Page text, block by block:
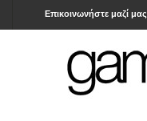
Επικοινωνήστε μαζί μας